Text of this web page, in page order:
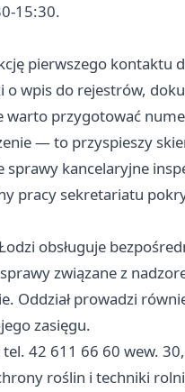
15:30.
pierwszego kontaktu
o wpis do rejestrów,
przygotować
— to przyspieszy
sprawy kancelaryjne
pracy sekretariatu
obsługuje
sprawy związane z
Oddział prowadzi
zasięgu.
tel. 42 611 66 60 wew.
roślin i techniki